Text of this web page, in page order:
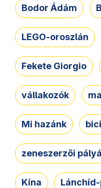
Bodor Ádám
LEGO-oroszlán
Fekete Giorgio
vállakozók
Mi hazánk
zeneszerzői
Kína